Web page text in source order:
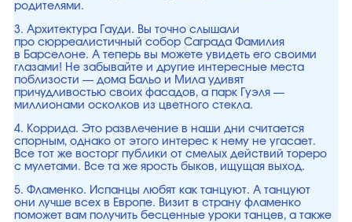
родителями.
3. Архитектура Гауди. Вы точно слышали
про сюрреалистичный собор Саграда Фамилия
в Барселоне. А теперь вы можете увидеть его своими
глазами! Не забывайте и другие интересные места
поблизости — дома Бальо и Мила удивят
причудливостью своих фасадов, а парк Гуэля —
миллионами осколков из цветного стекла.
4. Коррида. Это развлечение в наши дни считается
спорным, однако от этого интерес к нему не угасает.
Все тот же восторг публики от смелых действий тореро
с мулетами. Все та же ярость быков, ищущая выход.
5. Фламенко. Испанцы любят как танцуют. А танцуют
они лучше всех в Европе. Визит в страну фламенко
поможет вам получить бесценные уроки танцев, а также